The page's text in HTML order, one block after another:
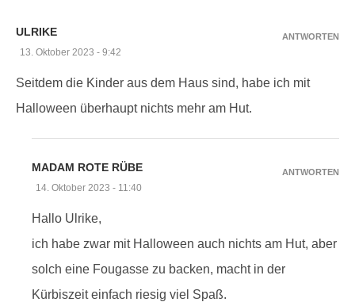
ULRIKE
13. Oktober 2023 - 9:42
Seitdem die Kinder aus dem Haus sind, habe ich mit
Halloween überhaupt nichts mehr am Hut.
ANTWORTEN
MADAM ROTE RÜBE
14. Oktober 2023 - 11:40
Hallo Ulrike,
ich habe zwar mit Halloween auch nichts am Hut, aber
solch eine Fougasse zu backen, macht in der
Kürbiszeit einfach riesig viel Spaß.
ANTWORTEN